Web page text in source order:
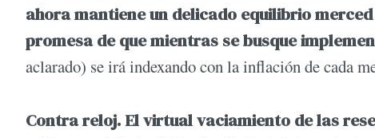
ahora mantiene un delicado equilibrio
promesa de que mientras se busque
aclarado) se irá indexando con la inflación de cada
Contra reloj. El virtual vaciamiento de las